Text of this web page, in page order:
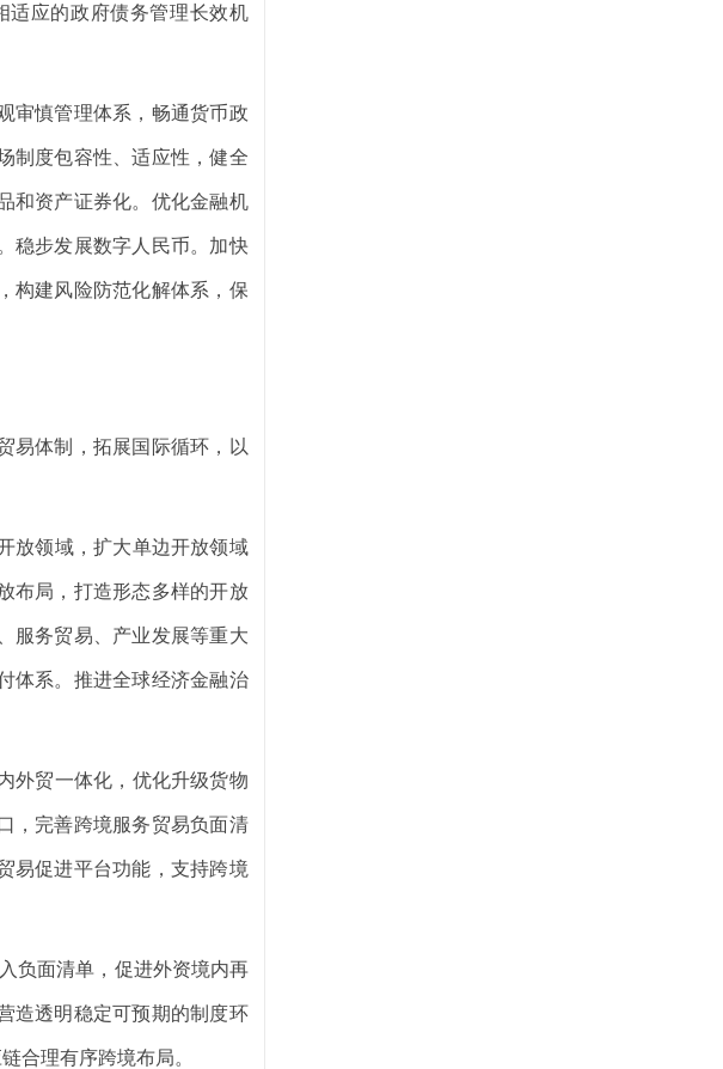
适应的政府债务管理长效机
慎管理体系，畅通货币政
制度包容性、适应性，健全
和资产证券化。优化金融机
稳步发展数字人民币。加快
构建风险防范化解体系，保
体制，拓展国际循环，以
放领域，扩大单边开放领域
布局，打造形态多样的开放
服务贸易、产业发展等重大
体系。推进全球经济金融治
贸一体化，优化升级货物
，完善跨境服务贸易负面清
易促进平台功能，支持跨境
负面清单，促进外资境内再
造透明稳定可预期的制度环
合理有序跨境布局。